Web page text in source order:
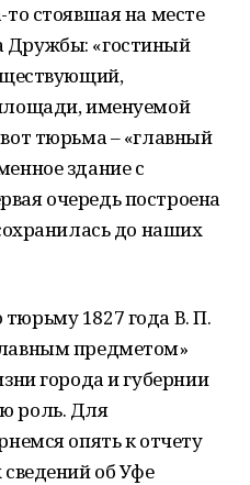
то стоявшая на месте
Дружбы: «гостиный
именуемой
тюрьма – «главный
здание с
очередь построена
до наших
1827 года В. П.
предметом»
города и губернии
роль. Для
опять к отчету
об Уфе